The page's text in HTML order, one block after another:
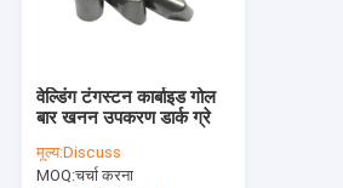
वेल्डिंग टंगस्टन कार्बाइड गोल
बार खनन उपकरण डार्क ग्रे
मूल्य:Discuss
MOQ:चर्चा करना